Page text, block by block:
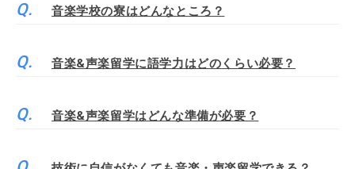
音楽学校の寮はどんなところ？
音楽&声楽留学に語学力はどのくらい必要？
音楽&声楽留学はどんな準備が必要？